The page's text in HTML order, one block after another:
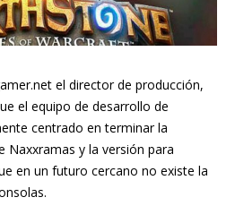
el director de producción,
el equipo de desarrollo de
centrado en terminar la
Naxxramas y la versión para
en un futuro cercano no existe la